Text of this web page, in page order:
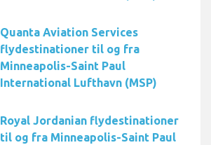
Quanta Aviation Services
flydestinationer til og fra
Minneapolis-Saint Paul
International Lufthavn (MSP)
Royal Jordanian flydestinationer
til og fra Minneapolis-Saint Paul